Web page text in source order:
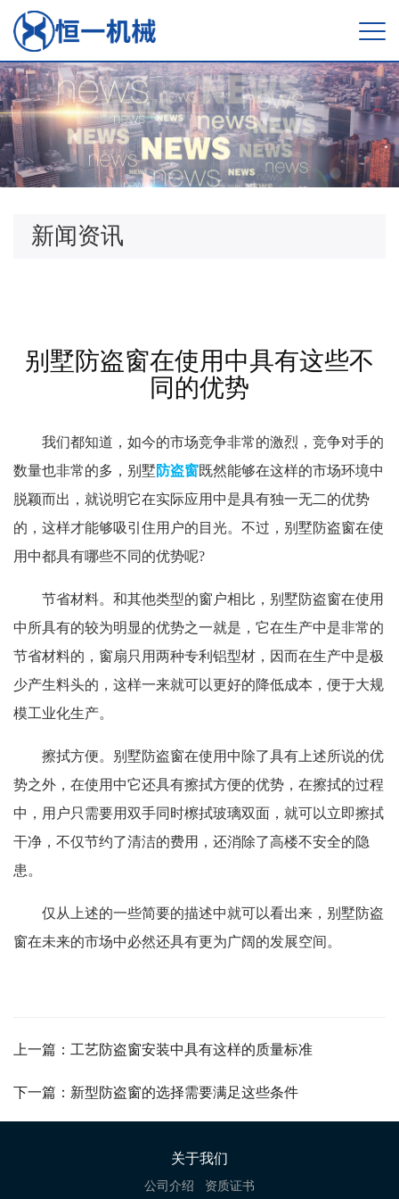
新闻资讯
别墅防盗窗在使用中具有这些不
同的优势
我们都知道，如今的市场竞争非常的激烈，竞争对手的
数量也非常的多，别墅 防盗窗既然能够在这样的市场环境中
脱颖而出，就说明它在实际应用中是具有独一无二的优势
的，这样才能够吸引住用户的目光。不过，别墅防盗窗在使
用中都具有哪些不同的优势呢?
节省材料。和其他类型的窗户相比，别墅防盗窗在使用
中所具有的较为明显的优势之一就是，它在生产中是非常的
节省材料的，窗扇只用两种专利铝型材，因而在生产中是极
少产生料头的，这样一来就可以更好的降低成本，便于大规
模工业化生产。
擦拭方便。别墅防盗窗在使用中除了具有上述所说的优
势之外，在使用中它还具有擦拭方便的优势，在擦拭的过程
中，用户只需要用双手同时檫拭玻璃双面，就可以立即擦拭
干净，不仅节约了清洁的费用，还消除了高楼不安全的隐
患。
仅从上述的一些简要的描述中就可以看出来，别墅防盗
窗在未来的市场中必然还具有更为广阔的发展空间。
上一篇：工艺防盗窗安装中具有这样的质量标准
下一篇：新型防盗窗的选择需要满足这些条件
关于我们
公司介绍 资质证书